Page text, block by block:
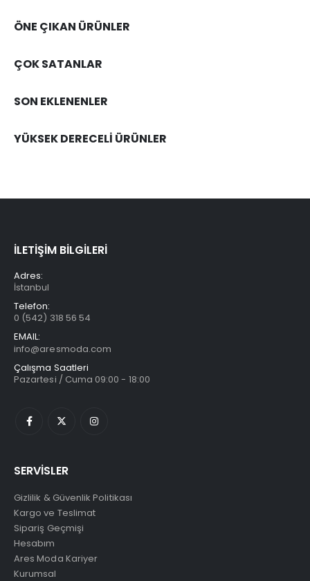
ÖNE ÇIKAN ÜRÜNLER
ÇOK SATANLAR
SON EKLENENLER
YÜKSEK DERECELİ ÜRÜNLER
İLETİŞİM BİLGİLERİ
Adres:
İstanbul
Telefon:
0 (542) 318 56 54
EMAIL:
info@aresmoda.com
Çalışma Saatleri
Pazartesi / Cuma 09:00 - 18:00
SERVİSLER
Gizlilik & Güvenlik Politikası
Kargo ve Teslimat
Sipariş Geçmişi
Hesabım
Ares Moda Kariyer
Kurumsal